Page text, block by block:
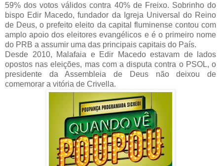
59% dos votos válidos contra 40% de Freixo. Sobrinho do
bispo Edir Macedo, fundador da Igreja Universal do Reino
de Deus, o prefeito eleito da capital fluminense contou com
amplo apoio dos eleitores evangélicos e é o primeiro nome
do PRB a assumir uma das principais capitais do País.
Desde 2010, Malafaia e Edir Macedo estavam de lados
opostos nas eleições, mas com a disputa contra o PSOL, o
presidente da Assembleia de Deus não deixou de
comemorar a vitória de Crivella.